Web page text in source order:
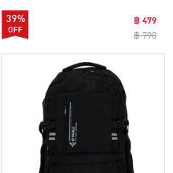
39%
฿ 479
฿ 790